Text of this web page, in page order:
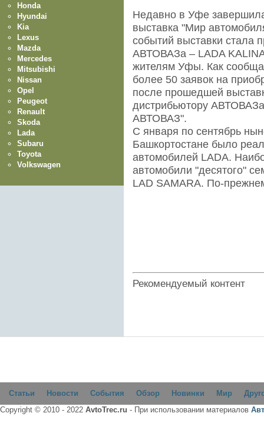
Недавно в Уфе
выставка "Мир
событий выставки стала
АВТОВАЗа – LADA
жителям Уфы. Как
более 50 заявок на
после прошедшей
дистрибьютору
АВТОВАЗ".
С января по сентябрь
Башкортостане было
автомобилей LADA.
автомобили "десятого"
LAD SAMARA. По-
Рекомендуемый контент
Honda
Hyundai
Kia
Lexus
Mazda
Mercedes
Mitsubishi
Nissan
Opel
Peugeot
Renault
Skoda
Lada
Subaru
Toyota
Volkswagen
Статьи Новости События Обзор Новинки Мир
Copyright © 2010 - 2022 AvtoTrec.ru - При использовании материалов